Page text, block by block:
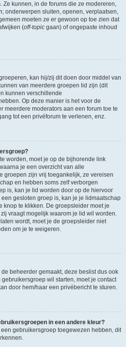
Ze kunnen, in de forums die ze modereren,
onderwerpen sluiten, openen, verplaatsen,
moeten ze er gewoon op toe zien dat
(off-topic gaan) of ongepaste inhoud
kan hij/zij dit doen door middel van
van meerdere groepen lid zijn (dit
kunnen verschillende
Op deze manier is het voor de
meerdere moderators aan een forum toe te
tot een privéforum te verlenen, enz.
worden, moet je op de bijhorende link
je een overzicht van alle
groepen zijn vrij toegankelijk, ze vereisen
en hebben soms zelf verborgen
is, kan je lid worden door op de hiervoor
gesloten groep is, kan je je lidmaatschap
knop te klikken. De groepsleider moet je
vraagt mogelijk waarom je lid wil worden.
wordt, moet je de groepsleider niet
om je te weigeren.
beheerder gemaakt, deze beslist dus ook
wil starten, moet je contact
door hem/haar een privébericht te sturen.
in een andere kleur?
gebruikersgroep toegewezen hebben, dit